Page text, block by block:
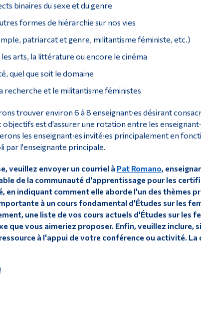
binaires du sexe et du genre
formes de hiérarchie sur nos vies
patriarcat et genre, militantisme féministe, etc.)
arts, la littérature ou encore le cinéma
quel que soit le domaine
recherche et le militantisme féministes
trouver environ 6 à 8 enseignant·es désirant
est d'assurer une rotation entre les
les enseignant·es invité·es principalement en
par l'enseignante principale.
veuillez envoyer un courriel à Pat Romano,
de la communauté d'apprentissage pour les
en indiquant comment elle aborde l'un des thèmes
à un cours fondamental d'Études sur les
une liste de vos cours actuels d'Études sur les
que vous aimeriez proposer. Enfin, veuillez inclure,
à l'appui de votre conférence ou activité. La